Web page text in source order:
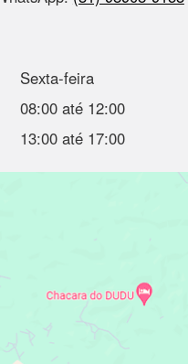
Sexta-feira
08:00 até 12:00
13:00 até 17:00